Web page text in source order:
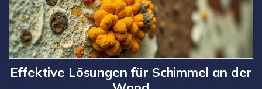
Effektive Lösungen für Schimmel an der